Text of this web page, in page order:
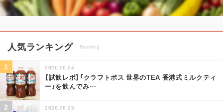
人気ランキング Ranking
2026.06.24
【試飲レポ】「クラフトボス 世界のTEA 香港式ミルクティ
ー」を飲んでみ…
2026.06.25